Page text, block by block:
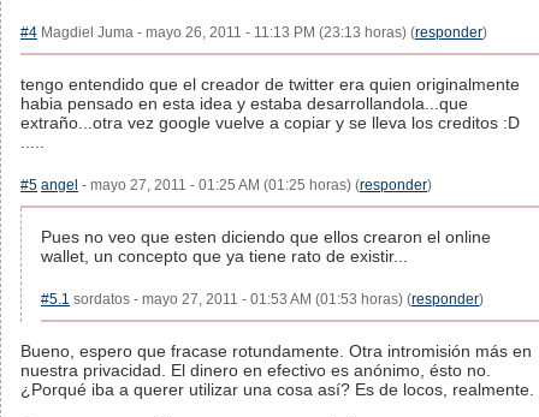
#4 Magdiel Juma - mayo 26, 2011 - 11:13 PM (23:13 horas) (responder)
tengo entendido que el creador de twitter era quien originalmente
habia pensado en esta idea y estaba desarrollandola...que
extraño...otra vez google vuelve a copiar y se lleva los creditos :D
#5 angel - mayo 27, 2011 - 01:25 AM (01:25 horas) (responder)
Pues no veo que esten diciendo que ellos crearon el online
wallet, un concepto que ya tiene rato de existir...
#5.1 sordatos - mayo 27, 2011 - 01:53 AM (01:53 horas) (responder)
Bueno, espero que fracase rotundamente. Otra intromisión más en
nuestra privacidad. El dinero en efectivo es anónimo, ésto no.
¿Porqué iba a querer utilizar una cosa así? Es de locos, realmente.